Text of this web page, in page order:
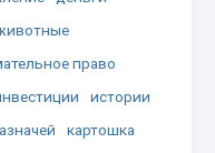
право
истории
картошка